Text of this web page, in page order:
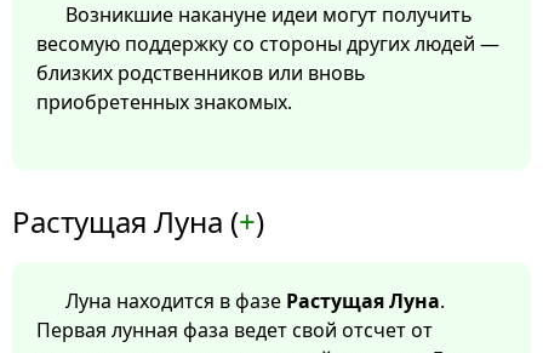
Возникшие накануне идеи могут получить
весомую поддержку со стороны других людей —
близких родственников или вновь
приобретенных знакомых.
Растущая Луна (+)
Луна находится в фазе Растущая Луна.
Первая лунная фаза ведет свой отсчет от